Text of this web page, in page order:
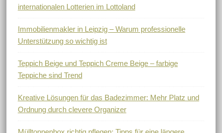
internationalen Lotterien im Lottoland
Immobilienmakler in Leipzig – Warum professionelle
Unterstützung so wichtig ist
Teppich Beige und Teppich Creme Beige – farbige
Teppiche sind Trend
Kreative Lösungen für das Badezimmer: Mehr Platz und
Ordnung durch clevere Organizer